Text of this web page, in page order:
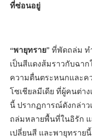
ที่ซ่อนอยู่
“พายุทราย” ที่พัดถล่ม ท
เป็นสีแดงส้มราวกับฉา
ความตื่นตระหนกและค
โซเชียลมีเดีย ที่ผู้คนต่
นี้ ปรากฏการณ์ดังกล่า
ถล่มหลายพื้นที่ในอิรัก
เปลี่ยนสี และพายุทราย